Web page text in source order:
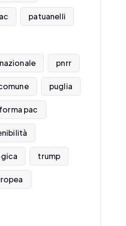
patuanelli
pnrr
puglia
pac
trump